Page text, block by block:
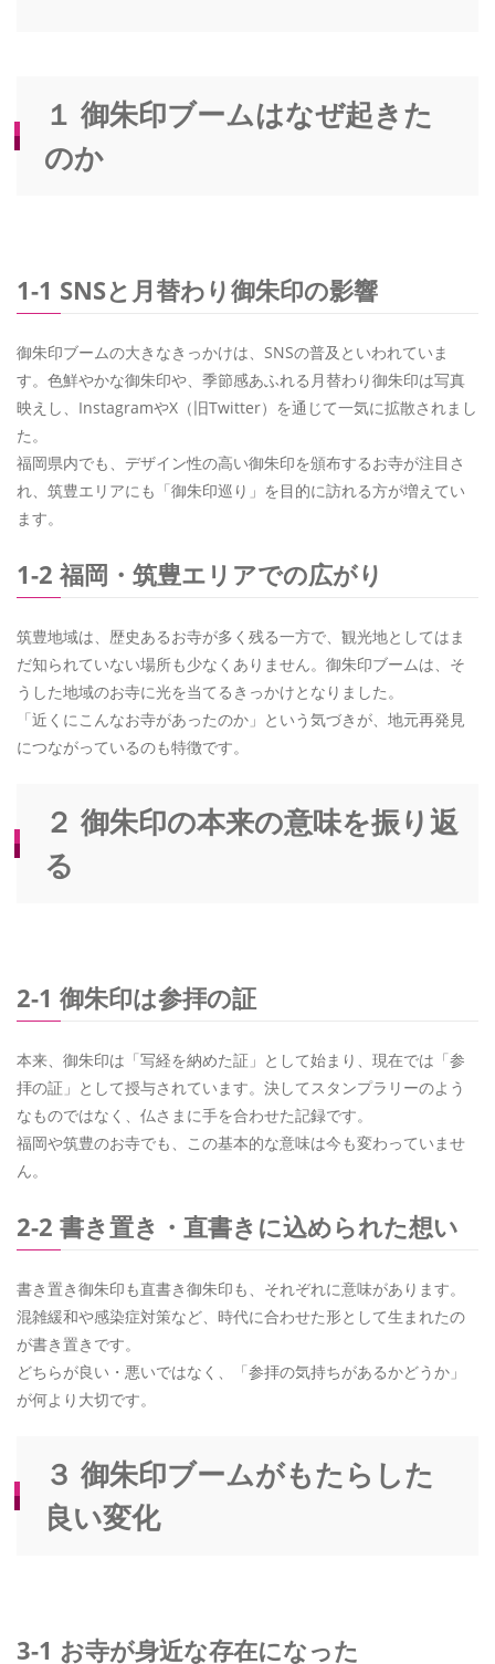
１ 御朱印ブームはなぜ起きた
のか
1-1 SNSと月替わり御朱印の影響
御朱印ブームの大きなきっかけは、SNSの普及といわれていま
す。色鮮やかな御朱印や、季節感あふれる月替わり御朱印は写真
映えし、InstagramやX（旧Twitter）を通じて一気に拡散されまし
た。
福岡県内でも、デザイン性の高い御朱印を頒布するお寺が注目さ
れ、筑豊エリアにも「御朱印巡り」を目的に訪れる方が増えてい
ます。
1-2 福岡・筑豊エリアでの広がり
筑豊地域は、歴史あるお寺が多く残る一方で、観光地としてはま
だ知られていない場所も少なくありません。御朱印ブームは、そ
うした地域のお寺に光を当てるきっかけとなりました。
「近くにこんなお寺があったのか」という気づきが、地元再発見
につながっているのも特徴です。
２ 御朱印の本来の意味を振り返
る
2-1 御朱印は参拝の証
本来、御朱印は「写経を納めた証」として始まり、現在では「参
拝の証」として授与されています。決してスタンプラリーのよう
なものではなく、仏さまに手を合わせた記録です。
福岡や筑豊のお寺でも、この基本的な意味は今も変わっていませ
ん。
2-2 書き置き・直書きに込められた想い
書き置き御朱印も直書き御朱印も、それぞれに意味があります。
混雑緩和や感染症対策など、時代に合わせた形として生まれたの
が書き置きです。
どちらが良い・悪いではなく、「参拝の気持ちがあるかどうか」
が何より大切です。
３ 御朱印ブームがもたらした
良い変化
3-1 お寺が身近な存在になった